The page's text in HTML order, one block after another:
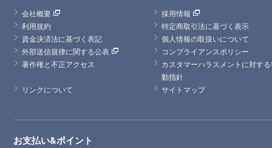
会社概要
採用情報
利用規約
特定商取引法に基づく表示
資金決済法に基づく表記
個人情報の取扱いについて
外部送信規律に関する公表
コンプライアンスポリシー
著作権と不正アクセス
カスタマーハラスメントに対す
動指針
リンクについて
サイトマップ
お支払い&ポイント